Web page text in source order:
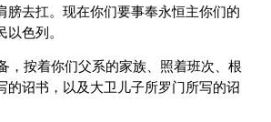
膀去扛。现在你们要事奉永恒主你们的
色列。
，按着你们父系的家族、照着班次、根
的诏书，以及大卫儿子所罗门所写的诏